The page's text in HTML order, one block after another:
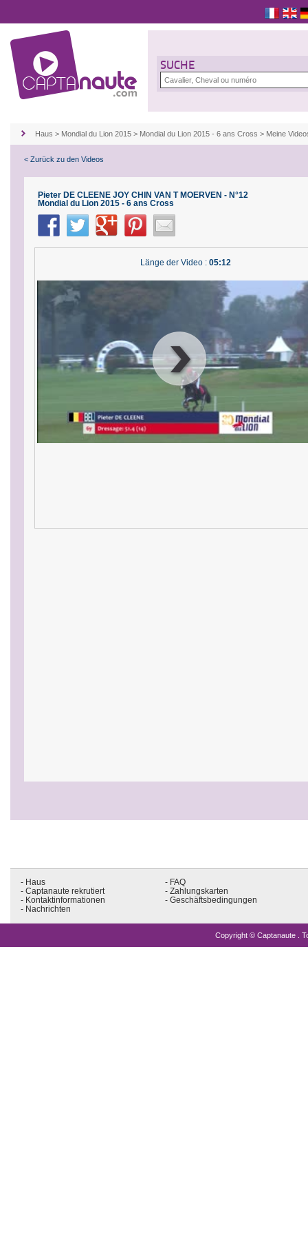
SUCHE
Haus > Mondial du Lion 2015 > Mondial du Lion 2015 - 6 ans Cross > Meine
< Zurück zu den Videos
Pieter DE CLEENE JOY CHIN VAN T MOERVEN - N°12
Mondial du Lion 2015 - 6 ans Cross
Länge der Video : 05:12
00:00:00|
- Haus
- Captanaute rekrutiert
- Kontaktinformationen
- Nachrichten
- FAQ
- Zahlungskarten
- Geschäftsbedingungen
Copyright © Captanaute .